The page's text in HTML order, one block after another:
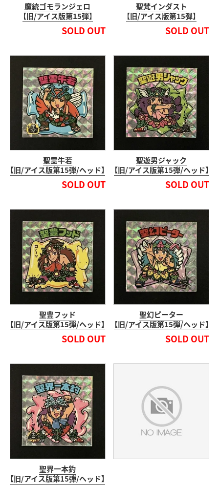
魔統ゴモランジェロ
【旧/アイス版第15弾】
SOLD OUT
聖梵インダスト
【旧/アイス版第15弾】
SOLD OUT
聖霊牛若
【旧/アイス版第15弾/ヘッド】
SOLD OUT
聖遊男ジャック
【旧/アイス版第15弾/ヘッド】
SOLD OUT
聖豊フッド
【旧/アイス版第15弾/ヘッド】
SOLD OUT
聖幻ピーター
【旧/アイス版第15弾/ヘッド】
SOLD OUT
聖界一本釣
【旧/アイス版第15弾/ヘッド】